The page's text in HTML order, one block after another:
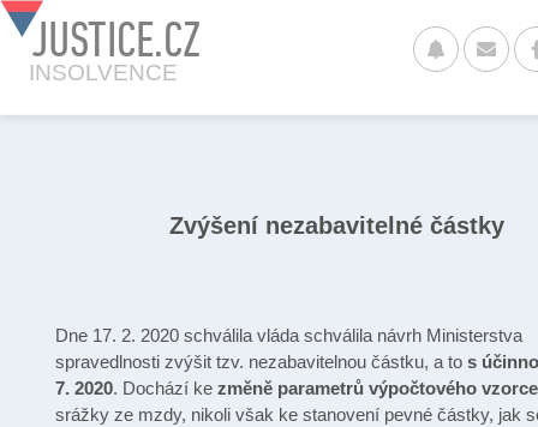
JUSTICE.CZ
INSOLVENCE
Zvýšení nezabavitelné částky
Dne 17. 2. 2020 schválila vláda schválila návrh Ministerstva
spravedlnosti zvýšit tzv. nezabavitelnou částku, a to s
7. 2020. Dochází ke změně parametrů výpočtového vzorce
srážky ze mzdy, nikoli však ke stanovení pevné částky, jak